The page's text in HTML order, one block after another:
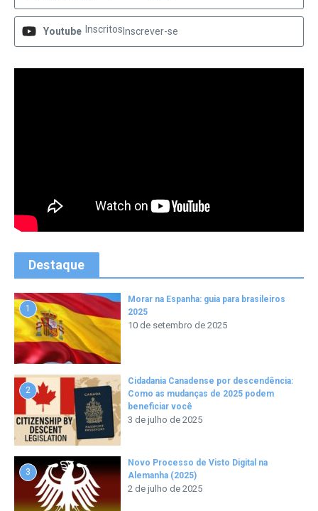
Youtube Inscritos Inscrever-se
Destaque
1
Morar na Espanha: guia para brasileiros
2025
10 de setembro de 2025
2
Cidadania Canadense por descendência:
Como as mudanças de 2025 podem
beneficiar você
3 de julho de 2025
3
Novo Processo de Visto Digital na
Alemanha (2025)
2 de julho de 2025